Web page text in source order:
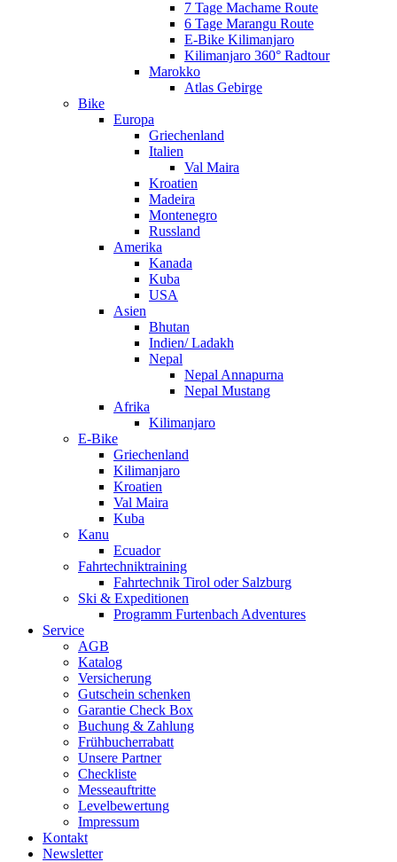
7 Tage Machame Route
6 Tage Marangu Route
E-Bike Kilimanjaro
Kilimanjaro 360° Radtour
Marokko
Atlas Gebirge
Bike
Europa
Griechenland
Italien
Val Maira
Kroatien
Madeira
Montenegro
Russland
Amerika
Kanada
Kuba
USA
Asien
Bhutan
Indien/ Ladakh
Nepal
Nepal Annapurna
Nepal Mustang
Afrika
Kilimanjaro
E-Bike
Griechenland
Kilimanjaro
Kroatien
Val Maira
Kuba
Kanu
Ecuador
Fahrtechniktraining
Fahrtechnik Tirol oder Salzburg
Ski & Expeditionen
Programm Furtenbach Adventures
Service
AGB
Katalog
Versicherung
Gutschein schenken
Garantie Check Box
Buchung & Zahlung
Frühbucherrabatt
Unsere Partner
Checkliste
Messeauftritte
Levelbewertung
Impressum
Kontakt
Newsletter